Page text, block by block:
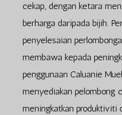
cekap, dengan ketara
berharga daripada bijih.
penyelesaian
membawa kepada
penggunaan Caluanie
menyediakan pelombong
meningkatkan produktiviti